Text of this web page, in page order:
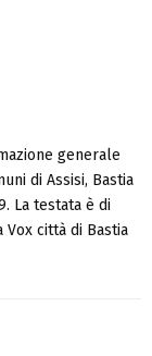
generale
di Assisi, Bastia
La testata è di
città di Bastia